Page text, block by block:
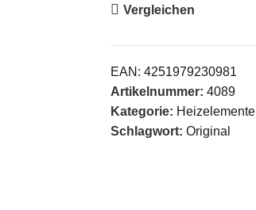
Vergleichen
EAN: 4251979230981
Artikelnummer: 4089
Kategorie: Heizelemente
Schlagwort: Original